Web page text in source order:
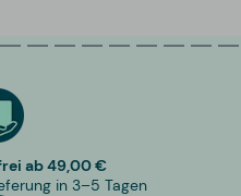
ab 49,00 €
in 3–5 Tagen